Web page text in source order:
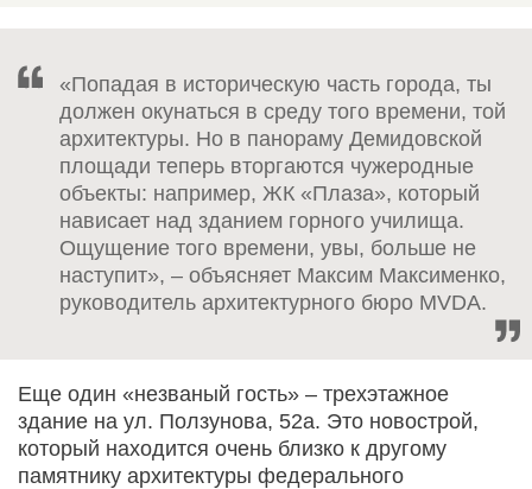
«Попадая в историческую часть города, ты
должен окунаться в среду того времени, той
архитектуры. Но в панораму Демидовской
площади теперь вторгаются чужеродные
объекты: например, ЖК «Плаза», который
нависает над зданием горного училища.
Ощущение того времени, увы, больше не
наступит», – объясняет Максим Максименко,
руководитель архитектурного бюро MVDA.
Еще один «незваный гость» – трехэтажное
здание на ул. Ползунова, 52а. Это новострой,
который находится очень близко к другому
памятнику архитектуры федерального